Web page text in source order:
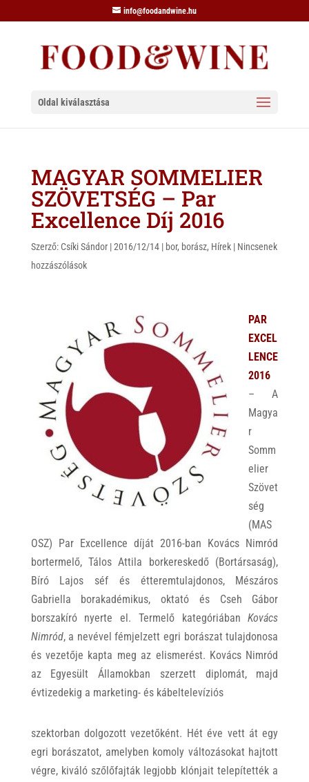
info@foodandwine.hu
Oldal kiválasztása
MAGYAR SOMMELIER
SZÖVETSÉG – Par
Excellence Díj 2016
Szerző: Csíki Sándor|2016/12/14| bor, borász, Hírek| Nincsenek
hozzászólások
PAR
EXCEL
LENCE
2016
– A
Magya
r
Somm
elier
Szövet
ség
(MAS
OSZ) Par Excellence díját 2016-ban Kovács Nimród
bortermelő, Tálos Attila borkereskedő (Bortársaság),
Bíró Lajos séf és étteremtulajdonos, Mészáros
Gabriella borakadémikus, oktató és Cseh Gábor
borszakíró nyerte el. Termelő kategóriábanKovács
Nimród, a nevével fémjelzett egri borászat tulajdonosa
és vezetője kapta meg az elismerést. Kovács Nimród
az Egyesült Államokban szerzett diplomát, majd
évtizedekig a marketing- és kábeltelevíziós
szektorban dolgozott vezetőként. Hét éve vett át egy
egri borászatot, amelyben komoly változásokat hajtott
végre, kiváló szőlőfajták legjobb klónjait telepítették a